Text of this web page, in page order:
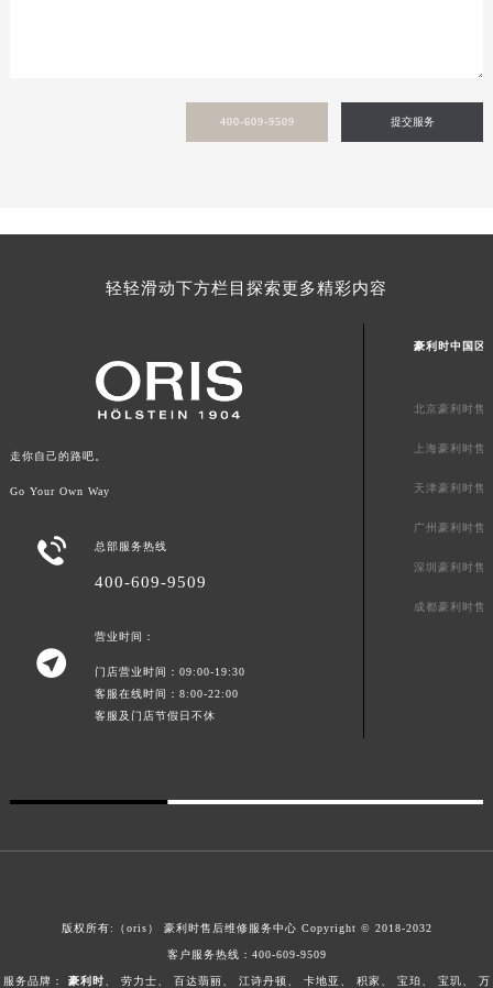
400-609-9509 提交服务
轻轻滑动下方栏目探索更多精彩内容
走你自己的路吧。
Go Your Own Way
 总部服务热线
400-609-9509

营业时间：
门店营业时间：09:00-19:30
客服在线时间：8:00-22:00
客服及门店节假日不休
豪利时中国区
北京豪利时售
上海豪利时售
天津豪利时售
广州豪利时售
深圳豪利时售
成都豪利时售
版权所有:（oris） 豪利时售后维修服务中心 Copyright © 2018-2032
客户服务热线： 400-609-9509
服务品牌： 豪利时 劳力士 百达翡丽 江诗丹顿 卡地亚 积家 宝珀 宝玑 万